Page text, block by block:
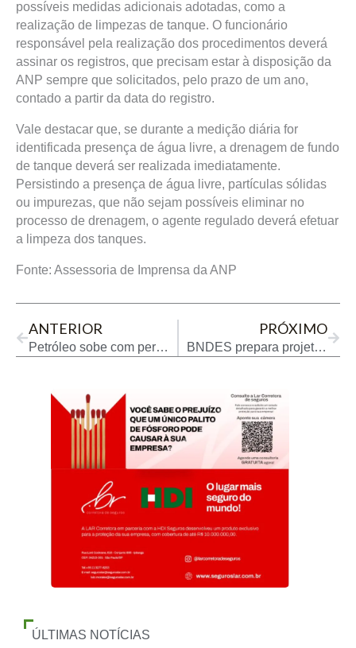
possíveis medidas adicionais adotadas, como a
realização de limpezas de tanque. O funcionário
responsável pela realização dos procedimentos deverá
assinar os registros, que precisam estar à disposição da
ANP sempre que solicitados, pelo prazo de um ano,
contado a partir da data do registro.
Vale destacar que, se durante a medição diária for
identificada presença de água livre, a drenagem de fundo
de tanque deverá ser realizada imediatamente.
Persistindo a presença de água livre, partículas sólidas
ou impurezas, que não sejam possíveis eliminar no
processo de drenagem, o agente regulado deverá efetuar
a limpeza dos tanques.
Fonte: Assessoria de Imprensa da ANP
ANTERIOR
Petróleo sobe com perspectiva de impactos na oferta por guerra no Oriente Médio
PRÓXIMO
BNDES prepara projeto de US$ 3 bilhões em hidrogênio verde para 2025
ÚLTIMAS NOTÍCIAS